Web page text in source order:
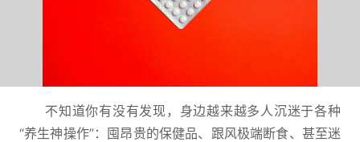
不知道你有没有发现，身边越来越多人沉迷于各种
“养生神操作”：囤昂贵的保健品、跟风极端断食、甚至迷